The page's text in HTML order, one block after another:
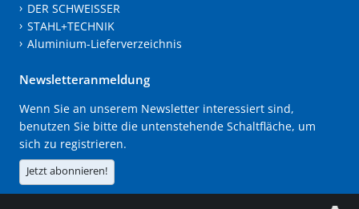
DER SCHWEISSER
STAHL+TECHNIK
Aluminium-Lieferverzeichnis
Newsletteranmeldung
Wenn Sie an unserem Newsletter interessiert sind,
benutzen Sie bitte die untenstehende Schaltfläche, um
sich zu registrieren.
Jetzt abonnieren!